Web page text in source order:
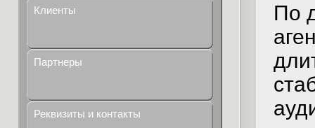
Клиенты
Партнеры
Реквизиты и контакты
По